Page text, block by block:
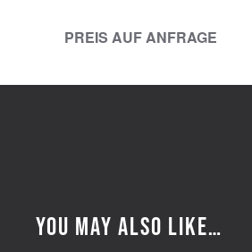
PREIS AUF ANFRAGE
You may also like…